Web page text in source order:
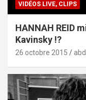
VIDÉOS LIVE, CLIPS
HANNAH REID
Kavinsky !?
26 octobre 2015